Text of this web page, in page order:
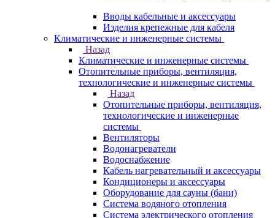
Вводы кабельные и аксессуары
Изделия крепежные для кабеля
Климатические и инженерные системы
Назад
Климатические и инженерные системы
Отопительные приборы, вентиляция,
технологические и инженерные системы
Назад
Отопительные приборы, вентиляция,
технологические и инженерные
системы
Вентиляторы
Водонагреватели
Водоснабжение
Кабель нагревательный и аксессуары
Кондиционеры и аксессуары
Оборудование для сауны (бани)
Система водяного отопления
Система электрического отопления